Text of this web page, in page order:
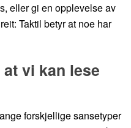
eller gi en opplevelse av
Taktil betyr at noe har
vi kan lese
forskjellige sansetyper